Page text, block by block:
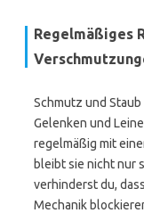
Regelmäßiges
Schmutz und
Gelenken und
regelmäßig mit
bleibt sie nicht nur
verhinderst du,
Mechanik